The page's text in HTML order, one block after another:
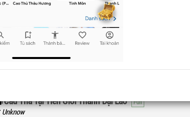
Thận Trọng Tu Tiên, Toàn Bộ Tu Tiên Giới Đều Là Nhà Ta
Quang Tiên
Unknow
Cẩu Thả Tại Tiên Giới Thành Đại Lão
Unknow